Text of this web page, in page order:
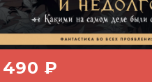
490 ₽